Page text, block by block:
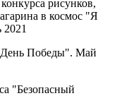
рисунков,
в космос "Я
Победы". Май
"Безопасный